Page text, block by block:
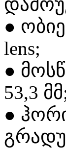
●
lens;
●
53,3
●